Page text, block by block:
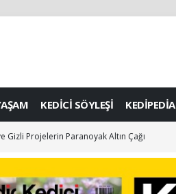
KEDİCİ SÖYLEŞİ KEDİPEDİA
Gizli Projelerin Paranoyak Altın Çağı